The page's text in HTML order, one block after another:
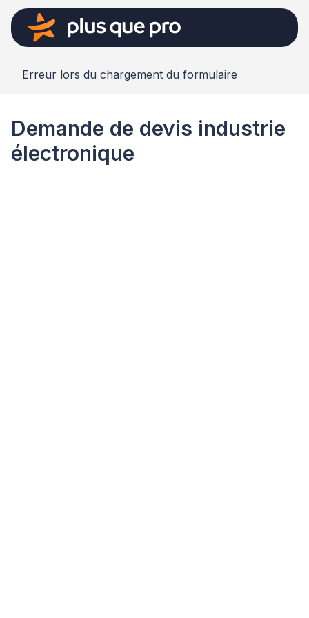
Erreur lors du chargement du formulaire
Demande de devis industrie
électronique